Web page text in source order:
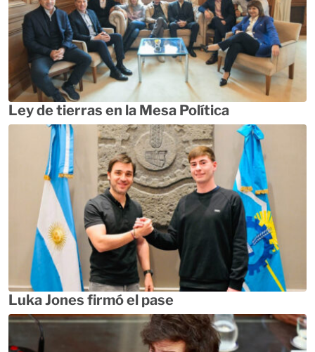
Ley de tierras en la Mesa Política
Luka Jones firmó el pase